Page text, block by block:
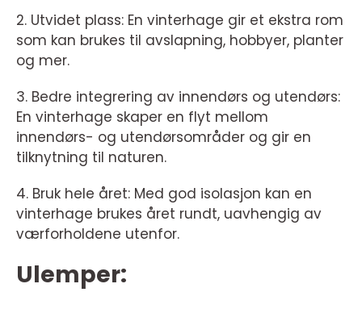
2. Utvidet plass: En vinterhage gir et ekstra rom
som kan brukes til avslapning, hobbyer, planter
og mer.
3. Bedre integrering av innendørs og utendørs:
En vinterhage skaper en flyt mellom
innendørs- og utendørsområder og gir en
tilknytning til naturen.
4. Bruk hele året: Med god isolasjon kan en
vinterhage brukes året rundt, uavhengig av
værforholdene utenfor.
Ulemper: